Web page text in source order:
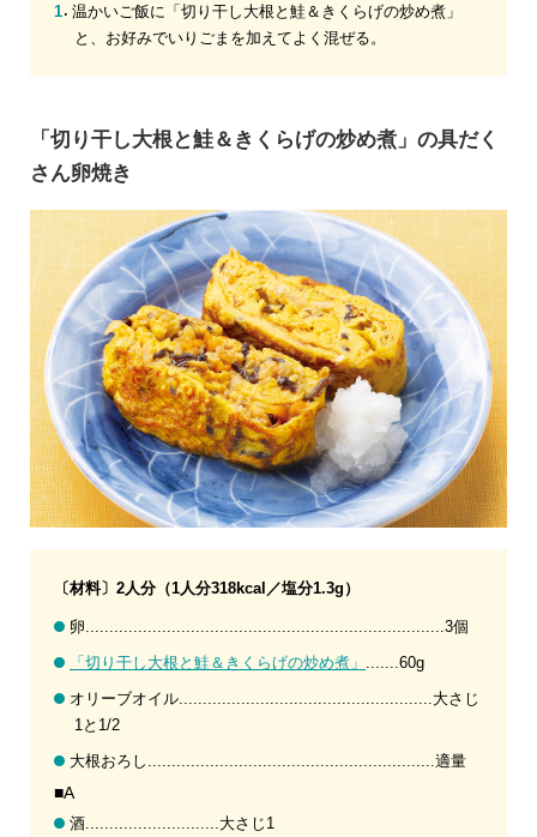
温かいご飯に「切り干し大根と鮭＆きくらげの炒め煮」
と、お好みでいりごまを加えてよく混ぜる。
「切り干し大根と鮭＆きくらげの炒め煮」の具だく
さん卵焼き
〔材料〕2人分（1人分318kcal／塩分1.3g）
卵...........................................................................3個
「切り干し大根と鮭＆きくらげの炒め煮」 .......60g
オリーブオイル.....................................................大さじ
1と1/2
大根おろし............................................................適量
■A
酒............................大さじ1